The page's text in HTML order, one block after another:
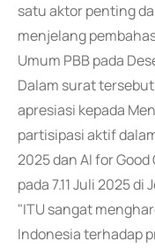
satu aktor penting
menjelang
Umum PBB pada
Dalam surat
apresiasi kepada
partisipasi aktif
2025 dan AI for
pada 7.11 Juli 2025 di
"ITU sangat
Indonesia terhadap